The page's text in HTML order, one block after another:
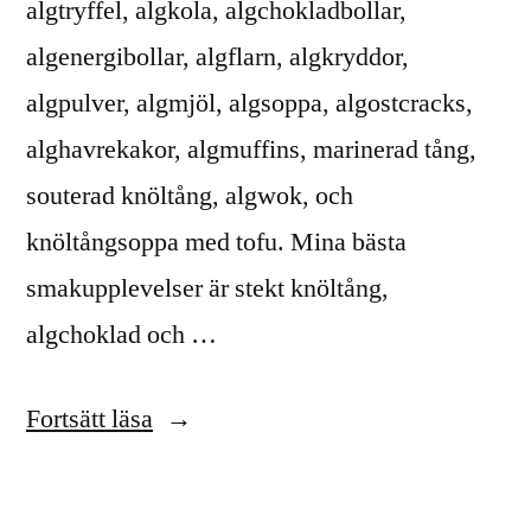
algtryffel, algkola, algchokladbollar,
algenergibollar, algflarn, algkryddor,
algpulver, algmjöl, algsoppa, algostcracks,
alghavrekakor, algmuffins, marinerad tång,
souterad knöltång, algwok, och
knöltångsoppa med tofu. Mina bästa
smakupplevelser är stekt knöltång,
algchoklad och …
Fortsätt läsa”Algbiblioteket”